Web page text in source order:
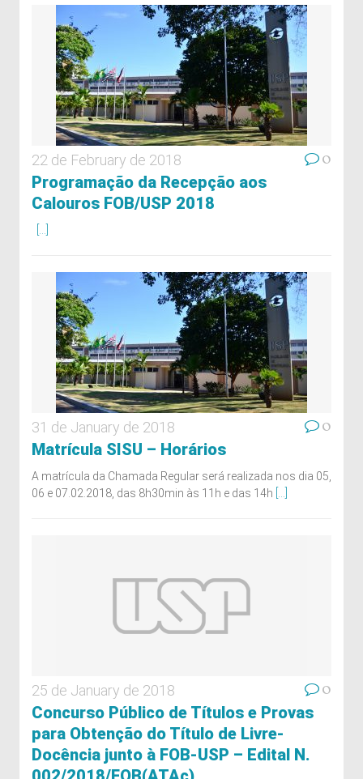
22 de February de 2018 0
Programação da Recepção aos
Calouros FOB/USP 2018
31 de January de 2018 0
Matrícula SISU – Horários
A matrícula da Chamada Regular será realizada nos dia 05,
06 e 07.02.2018, das 8h30min às 11h e das 14h
25 de January de 2018 0
Concurso Público de Títulos e Provas
para Obtenção do Título de Livre-
Docência junto à FOB-USP – Edital N.